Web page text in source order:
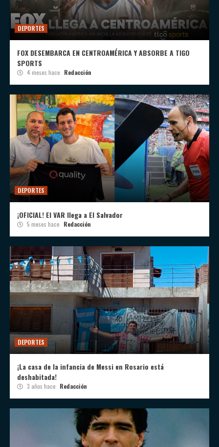
DEPORTES
FOX DESEMBARCA EN CENTROAMÉRICA Y ABSORBE A TIGO
SPORTS
4 meses hace Redacción
DEPORTES
¡OFICIAL! El VAR llega a El Salvador
5 meses hace Redacción
DEPORTES
¡La casa de la infancia de Messi en Rosario está
deshabitada!
3 años hace Redacción